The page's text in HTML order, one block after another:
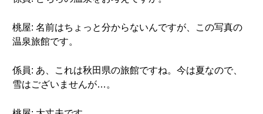
桃屋: 名前はちょっと分からないんですが、この写真の
温泉旅館です。
係員: あ、これは秋田県の旅館ですね。今は夏なので、
雪はございませんが…。